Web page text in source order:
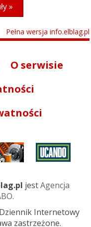
»
Pełna wersja info.elblag.pl
O serwisie
jestAgencja
.
Internetowy
zastrzeżone.